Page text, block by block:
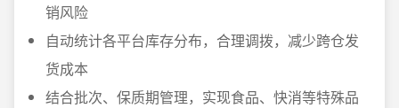
销风险
自动统计各平台库存分布，合理调拨，减少跨仓发
货成本
结合批次、保质期管理，实现食品、快消等特殊品